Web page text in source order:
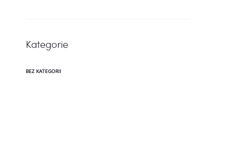
Kategorie
BEZ KATEGORII